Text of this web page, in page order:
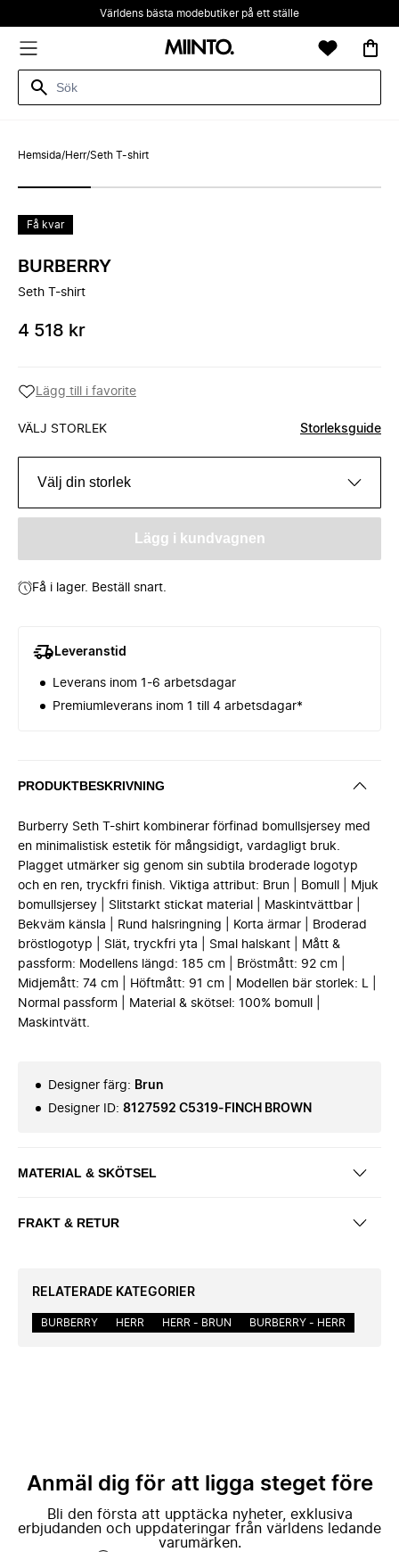
Världens bästa modebutiker på ett ställe
Hemsida/Herr/Seth T-shirt
Få kvar
BURBERRY
Seth T-shirt
4 518 kr
Lägg till i favorite
VÄLJ STORLEK Storleksguide
Välj din storlek
Lägg i kundvagnen
Få i lager. Beställ snart.
Leveranstid
Leverans inom 1-6 arbetsdagar
Premiumleverans inom 1 till 4 arbetsdagar*
PRODUKTBESKRIVNING
Burberry Seth T-shirt kombinerar förfinad bomullsjersey med
en minimalistisk estetik för mångsidigt, vardagligt bruk.
Plagget utmärker sig genom sin subtila broderade logotyp
och en ren, tryckfri finish. Viktiga attribut: Brun | Bomull | Mjuk
bomullsjersey | Slitstarkt stickat material | Maskintvättbar |
Bekväm känsla | Rund halsringning | Korta ärmar | Broderad
bröstlogotyp | Slät, tryckfri yta | Smal halskant | Mått &
passform: Modellens längd: 185 cm | Bröstmått: 92 cm |
Midjemått: 74 cm | Höftmått: 91 cm | Modellen bär storlek: L |
Normal passform | Material & skötsel: 100% bomull |
Maskintvätt.
Designer färg: Brun
Designer ID: 8127592 C5319-FINCH BROWN
MATERIAL & SKÖTSEL
FRAKT & RETUR
RELATERADE KATEGORIER
BURBERRY HERR HERR - BRUN BURBERRY - HERR
Anmäl dig för att ligga steget före
Bli den första att upptäcka nyheter, exklusiva
erbjudanden och uppdateringar från världens ledande
varumärken.